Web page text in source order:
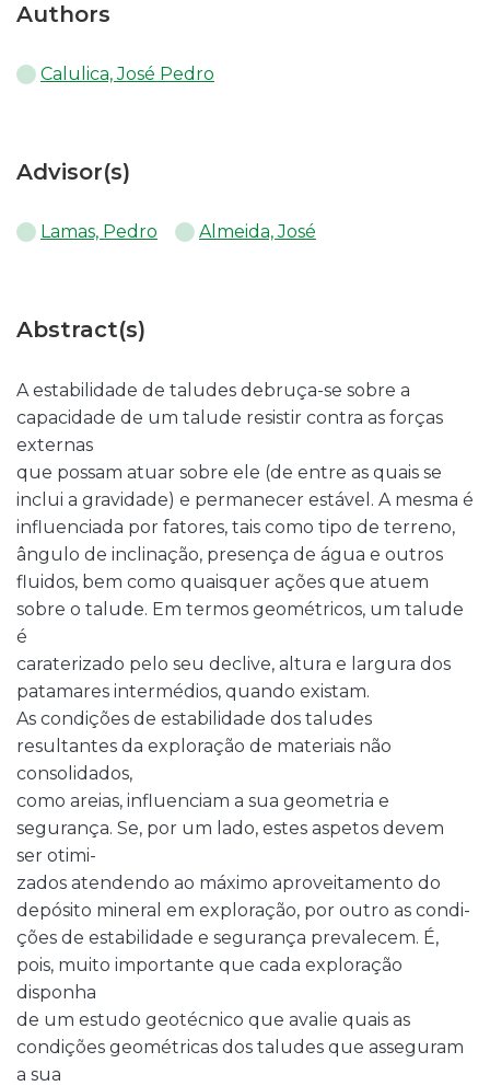
Authors
Calulica, José Pedro
Advisor(s)
Lamas, Pedro Almeida, José
Abstract(s)
A estabilidade de taludes debruça-se sobre a
capacidade de um talude resistir contra as forças
externas
que possam atuar sobre ele (de entre as quais se
inclui a gravidade) e permanecer estável. A mesma é
influenciada por fatores, tais como tipo de terreno,
ângulo de inclinação, presença de água e outros
fluidos, bem como quaisquer ações que atuem
sobre o talude. Em termos geométricos, um talude
é
caraterizado pelo seu declive, altura e largura dos
patamares intermédios, quando existam.
As condições de estabilidade dos taludes
resultantes da exploração de materiais não
consolidados,
como areias, influenciam a sua geometria e
segurança. Se, por um lado, estes aspetos devem
ser otimi-
zados atendendo ao máximo aproveitamento do
depósito mineral em exploração, por outro as condi-
ções de estabilidade e segurança prevalecem. É,
pois, muito importante que cada exploração
disponha
de um estudo geotécnico que avalie quais as
condições geométricas dos taludes que asseguram
a sua